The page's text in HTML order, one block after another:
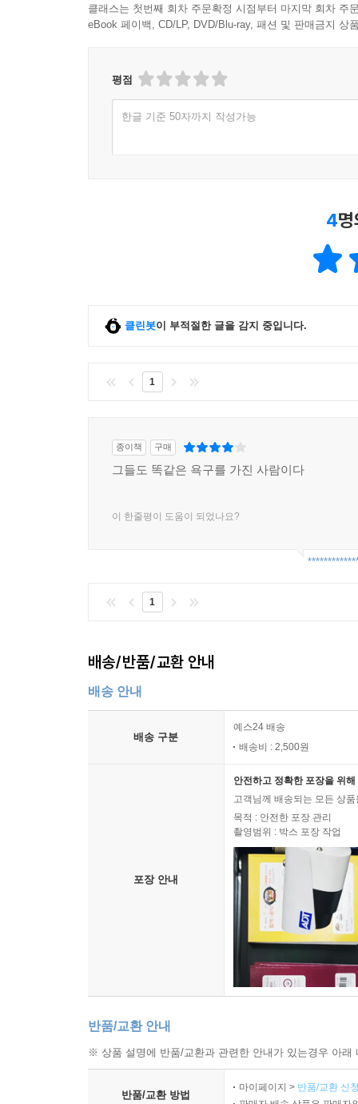
클래스는 첫번째 회차 주문확정 시점부터 마지막 회차 주
eBook 페이백, CD/LP, DVD/Blu-ray, 패션 및 판매금지 상
평점
한글 기준 50자까지 작성가능
4
클린봇이 부적절한 글을 감지 중입니다.
1
종이책 구매
그들도 똑같은 욕구를 가진 사람이다
이 한줄평이 도움이 되었나요?
1
배송/반품/교환 안내
배송 안내
배송 구분
예스24 배송
배송비 : 2,500원
포장 안내
안전하고 정확한 포장을 위
고객님께 배송되는 모든 상
목적 : 안전한 포장 관리
촬영범위 : 박스 포장 작업
반품/교환 안내
※ 상품 설명에 반품/교환과 관련한 안내가 있는경우 아
반품/교환 방법
마이페이지 > 반품/교환 신